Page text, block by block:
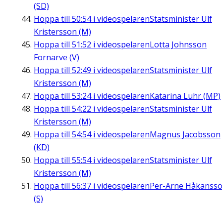
(SD)
Hoppa till 50:54i videospelarenStatsminister Ulf
Kristersson (M)
Hoppa till 51:52 i videospelarenLotta Johnsson
Fornarve (V)
Hoppa till 52:49 i videospelarenStatsminister Ulf
Kristersson (M)
Hoppa till 53:24i videospelarenKatarina Luhr (MP)
Hoppa till 54:22 i videospelarenStatsminister Ulf
Kristersson (M)
Hoppa till 54:54i videospelarenMagnus Jacobsson
(KD)
Hoppa till 55:54i videospelarenStatsminister Ulf
Kristersson (M)
Hoppa till 56:37 i videospelarenPer-Arne
(S)